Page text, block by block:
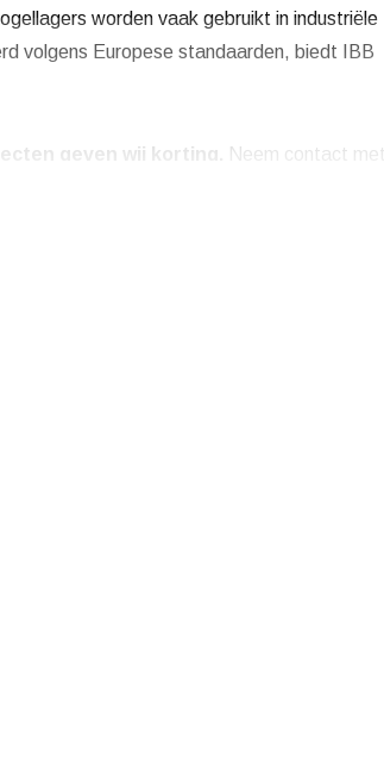
worden vaak gebruikt in industriële
volgens Europese standaarden, biedt IBB
geven wij korting.
Neem contact met